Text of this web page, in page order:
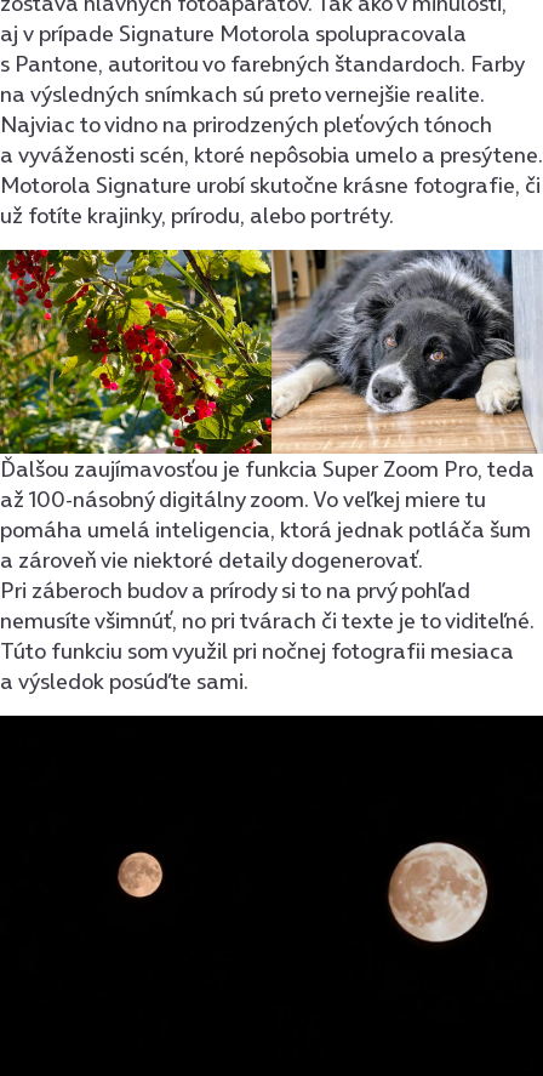
aj v prípade Signature Motorola spolupracovala
s Pantone, autoritou vo farebných štandardoch. Farby
na výsledných snímkach sú preto vernejšie realite.
Najviac to vidno na prirodzených pleťových tónoch
a vyváženosti scén, ktoré nepôsobia umelo a presýtene.
Motorola Signature urobí skutočne krásne fotografie, či
už fotíte krajinky, prírodu, alebo portréty.
Ďalšou zaujímavosťou je funkcia Super Zoom Pro, teda
až 100-násobný digitálny zoom. Vo veľkej miere tu
pomáha umelá inteligencia, ktorá jednak potláča šum
a zároveň vie niektoré detaily dogenerovať.
Pri záberoch budov a prírody si to na prvý pohľad
nemusíte všimnúť, no pri tvárach či texte je to viditeľné.
Túto funkciu som využil pri nočnej fotografii mesiaca
a výsledok posúďte sami.